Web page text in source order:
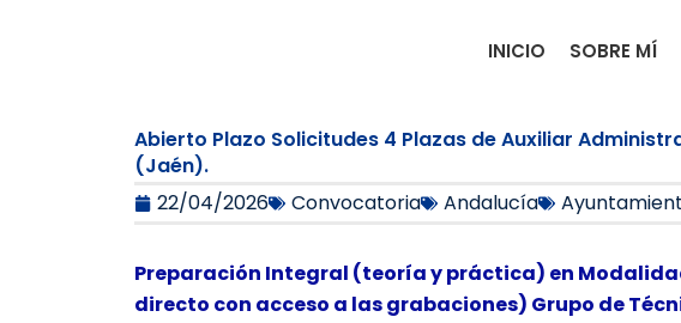
INICIO SOBRE MÍ
Abierto Plazo Solicitudes 4 Plazas de Auxiliar
(Jaén).
22/04/2026
Convocatoria Andalucía
Preparación Integral (teoría y práctica) en
directo con acceso a las grabaciones) Grupo de